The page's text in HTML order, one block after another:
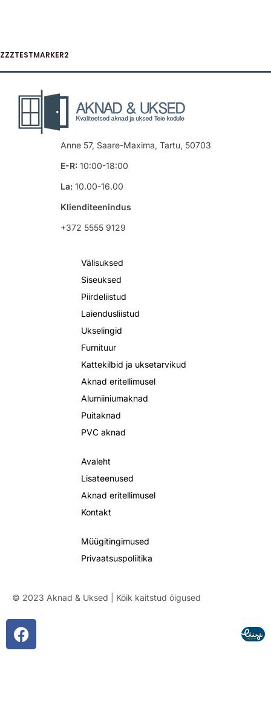
ZZZTESTMARKER2
Anne 57, Saare-Maxima, Tartu, 50703
E-R:10:00-18:00
La:10.00-16.00
Klienditeenindus
+372 5555 9129
Välisuksed
Siseuksed
Piirdeliistud
Laiendusliistud
Ukselingid
Furnituur
Kattekilbid ja uksetarvikud
Aknad eritellimusel
Alumiiniumaknad
Puitaknad
PVC aknad
Avaleht
Lisateenused
Aknad eritellimusel
Kontakt
Müügitingimused
Privaatsuspoliitika
© 2023 Aknad & Uksed | Kõik kaitstud õigused
F
a